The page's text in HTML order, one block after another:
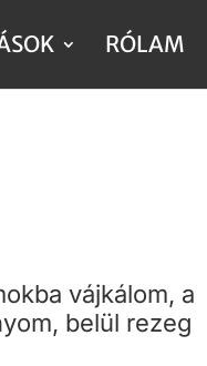
RÓLAM
vájkálom, a
belül rezeg